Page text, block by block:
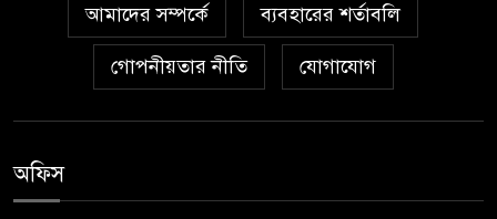
আমাদের সম্পর্কে ব্যবহারের শর্তাবলি
গোপনীয়তার নীতি যোগাযোগ
অফিস